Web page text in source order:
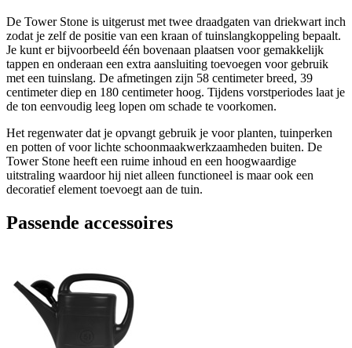
De Tower Stone is uitgerust met twee draadgaten van driekwart inch
zodat je zelf de positie van een kraan of tuinslangkoppeling bepaalt.
Je kunt er bijvoorbeeld één bovenaan plaatsen voor gemakkelijk
tappen en onderaan een extra aansluiting toevoegen voor gebruik
met een tuinslang. De afmetingen zijn 58 centimeter breed, 39
centimeter diep en 180 centimeter hoog. Tijdens vorstperiodes laat je
de ton eenvoudig leeg lopen om schade te voorkomen.
Het regenwater dat je opvangt gebruik je voor planten, tuinperken
en potten of voor lichte schoonmaakwerkzaamheden buiten. De
Tower Stone heeft een ruime inhoud en een hoogwaardige
uitstraling waardoor hij niet alleen functioneel is maar ook een
decoratief element toevoegt aan de tuin.
Passende accessoires